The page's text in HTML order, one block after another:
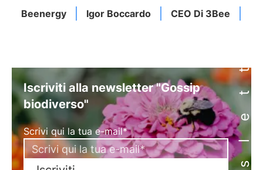
Beenergy Igor Boccardo CEO Di 3Bee
Iscriviti alla newsletter "Gossip
biodiverso"
Scrivi qui la tua e-mail*